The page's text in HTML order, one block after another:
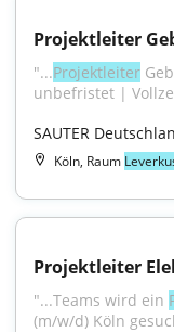
Projektleiter
"...Projektleiter
unbefristet |
SAUTER
Köln, Raum
Projektleiter
"...Teams wird ein
(m/w/d) Köln